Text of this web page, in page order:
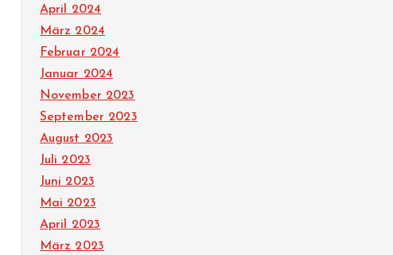
April 2024
März 2024
Februar 2024
Januar 2024
November 2023
September 2023
August 2023
Juli 2023
Juni 2023
Mai 2023
April 2023
März 2023